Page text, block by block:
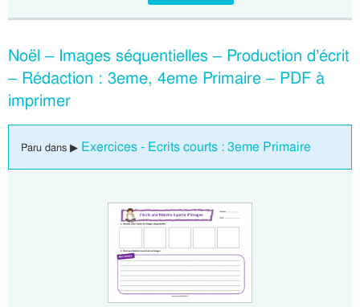
Noël – Images séquentielles – Production d’écrit
– Rédaction : 3eme, 4eme Primaire – PDF à
imprimer
Paru dans ▶ Exercices - Ecrits courts : 3eme Primaire